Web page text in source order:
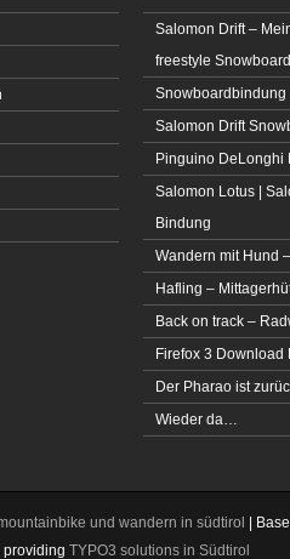
Salomon Drift –
freestyle Snowboard
Snowboardbindung
Salomon Drift
Pinguino DeLonghi
Salomon Lotus |
Bindung
Wandern mit Hund
Hafling –
Back on track –
Firefox 3 Download
Der Pharao ist
Wieder da…
und wandern in südtirol |
providing TYPO3 solutions in Südtirol